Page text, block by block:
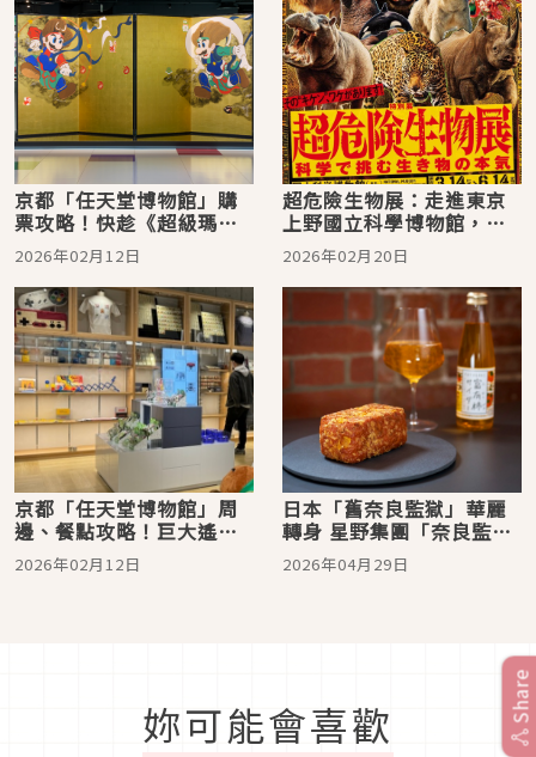
京都「任天堂博物館」購
票攻略！快趁《超級瑪利
歐兄弟》40週年紀念來拿
限定票卡
2026年02月12日
超危險生物展：走進東京
上野國立科學博物館，從
科學視角探索生物的生存
極限
2026年02月20日
京都「任天堂博物館」周
邊、餐點攻略！巨大遙控
器抱枕、27萬種漢堡組
合、寶可夢GO跟皮克敏玩
2026年02月12日
日本「舊奈良監獄」華麗
轉身 星野集團「奈良監獄
博物館」4月正式開館
2026年04月29日
妳可能會喜歡
Share